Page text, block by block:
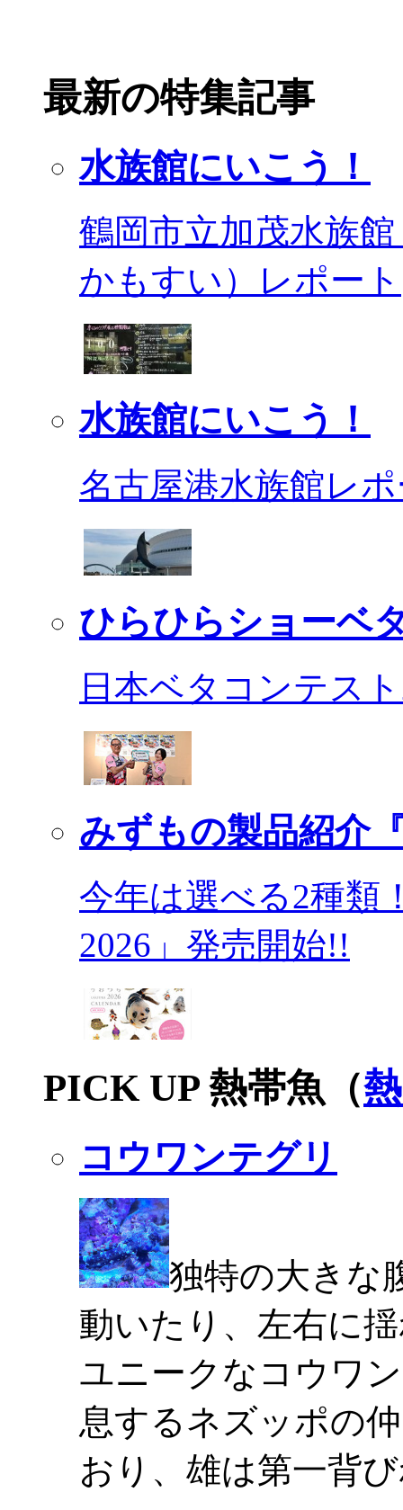
最新の特集記事
水族館にいこう！
鶴岡市立加茂水族
かもすい）レポート
水族館にいこう！
名古屋港水族館レ
ひらひらショーベ
日本ベタコンテス
みずもの製品紹介
今年は選べる2種類
2026」発売開始!!
PICK UP 熱帯魚（
コウワンテグリ
独特の大きな
動いたり、左右に
ユニークなコウワ
息するネズッポの
おり、雄は第一背